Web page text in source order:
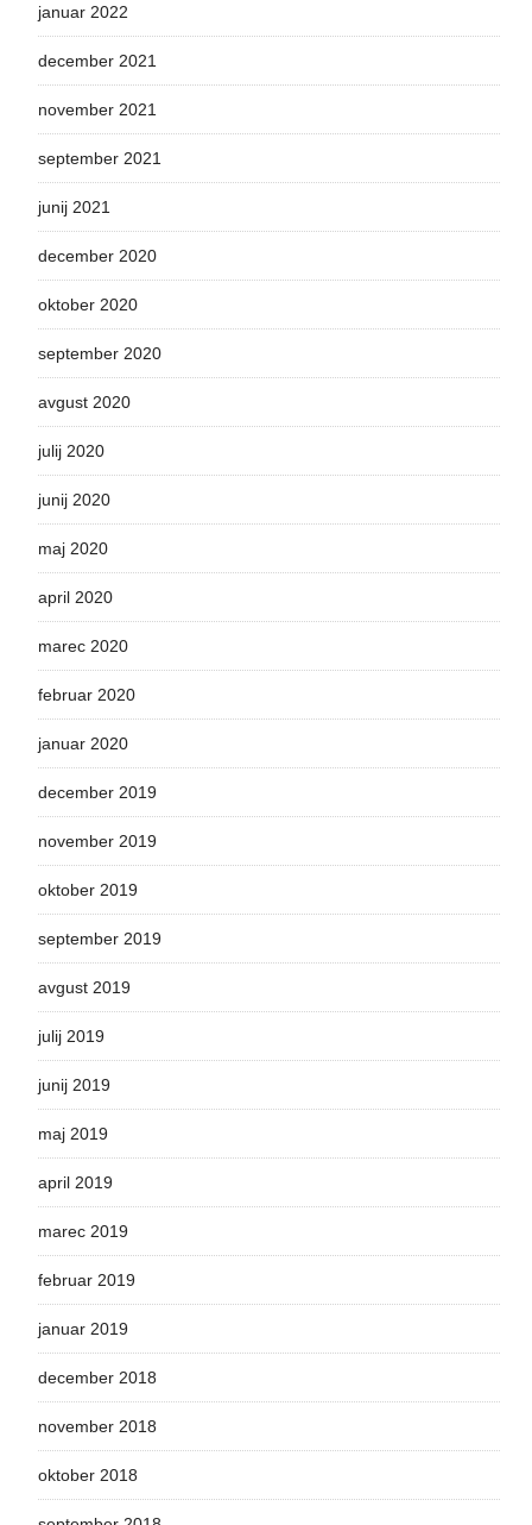
januar 2022
december 2021
november 2021
september 2021
junij 2021
december 2020
oktober 2020
september 2020
avgust 2020
julij 2020
junij 2020
maj 2020
april 2020
marec 2020
februar 2020
januar 2020
december 2019
november 2019
oktober 2019
september 2019
avgust 2019
julij 2019
junij 2019
maj 2019
april 2019
marec 2019
februar 2019
januar 2019
december 2018
november 2018
oktober 2018